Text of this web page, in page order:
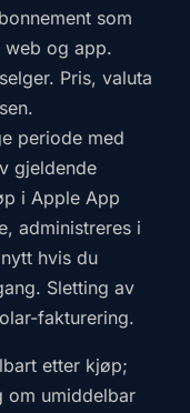
som
web og app.
Pris, valuta
periode med
gjeldende
i Apple App
administreres i
hvis du
Sletting av
fakturering.
etter kjøp;
om umiddelbar